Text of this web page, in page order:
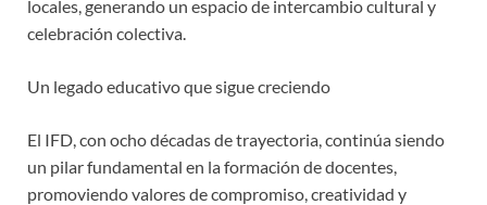
locales, generando un espacio de intercambio cultural y
celebración colectiva.
Un legado educativo que sigue creciendo
El IFD, con ocho décadas de trayectoria, continúa siendo
un pilar fundamental en la formación de docentes,
promoviendo valores de compromiso, creatividad y